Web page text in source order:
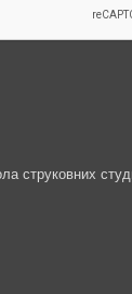
струковних